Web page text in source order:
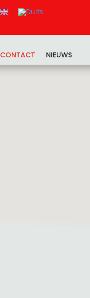
CONTACT NIEUWS